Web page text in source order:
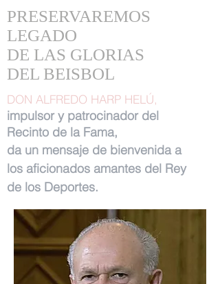
PRESERVAREMOS
LEGADO
DE LAS GLORIAS
DEL BEISBOL
DON ALFREDO HARP HELÚ,
impulsor y patrocinador del
Recinto de la Fama,
da un mensaje de bienvenida a
los aficionados amantes del Rey
de los Deportes.